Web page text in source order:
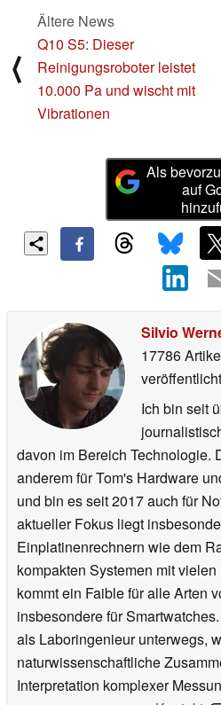
⟨
Ältere News
Q10 S5: Dieser
Reinigungsroboter leistet
10.000 Pa und wischt mit
Vibrationen
Als
auf
Silvio
17786
veröffentlicht
Ich bin seit
davon im Bereich Technologie.
anderem für Tom's Hardware
und bin es seit 2017 auch für
aktueller Fokus liegt
Einplatinenrechnern wie dem
kompakten Systemen mit
kommt ein Faible für alle Arten
insbesondere für
als Laboringenieur unterwegs,
naturwissenschaftliche
Interpretation komplexer